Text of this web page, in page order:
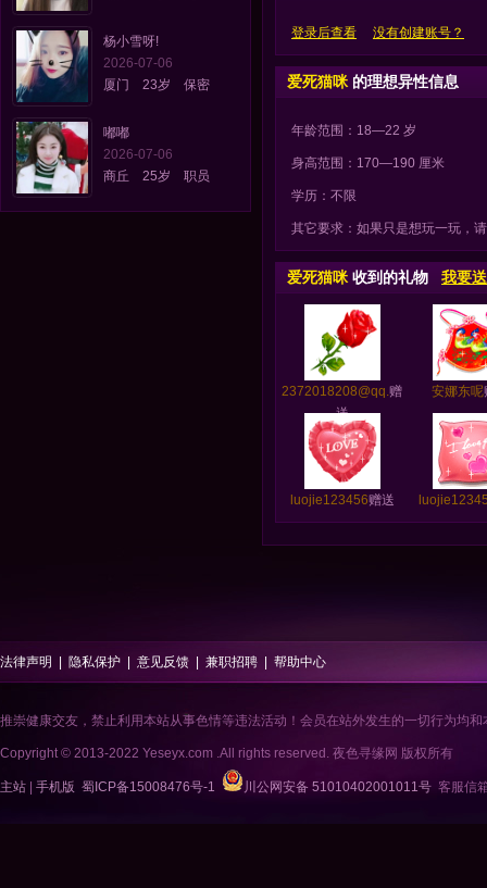
杨小雪呀!
2026-07-06
厦门 23岁 保密
嘟嘟
2026-07-06
商丘 25岁 职员
登录后查看 没有创建账号？
爱死猫咪 的理想异性信息
年龄范围：18—22 岁
身高范围：170—190 厘米
学历：不限
其它要求：如果只是想玩一玩，
爱死猫咪 收到的礼物 我要
2372018208@qq.赠
送
安娜东呢
luojie123456赠送
法律声明 隐私保护 意见反馈 兼职招聘 帮助中心
推崇健康交友，禁止利用本站从事色情等违法活动！会员在站外发生的一切行为均
Copyright © 2013-2022 Yeseyx.com .All rights reserved. 夜色寻缘网 版权所有
主站 手机版 蜀ICP备15008476号-1 川公网安备 51010402001011号 客服信